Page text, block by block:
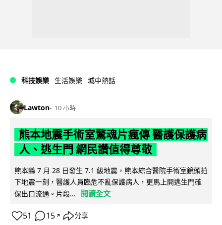
科技娛樂 生活娛樂 城中熱話
Lawton 10 小時
熊本地震手術室驚魂片瘋傳 醫護保護病
人、逃生門 網民讚值得尊敬
熊本縣 7 月 28 日發生 7.1 級地震，熊本綜合醫院手術室鏡頭拍
下地震一刻，醫護人員臨危不亂保護病人，更馬上開逃生門確
保出口流通。片段...
閱讀全文
51 15 ↗ 分享